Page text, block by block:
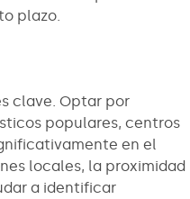
plazo.
clave. Optar por
populares, centros
en el
locales, la proximidad
a identificar